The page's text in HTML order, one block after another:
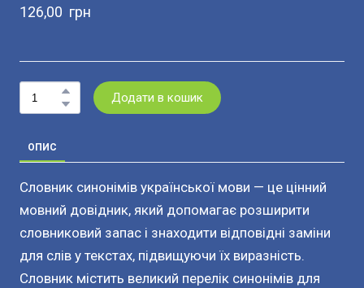
126,00  грн
Додати в кошик
ОПИС
Словник синонімів української мови — це цінний
мовний довідник, який допомагає розширити
словниковий запас і знаходити відповідні заміни
для слів у текстах, підвищуючи їх виразність.
Словник містить великий перелік синонімів для